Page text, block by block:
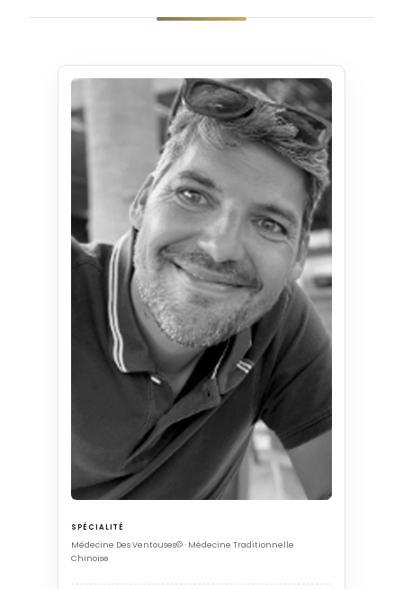
SPÉCIALITÉ
Médecine Des Ventouses© · Médecine Traditionnelle
Chinoise